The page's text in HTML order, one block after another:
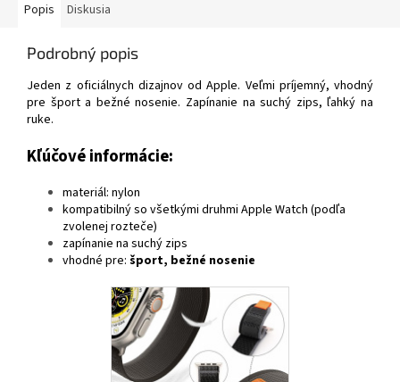
Popis Diskusia
Podrobný popis
Jeden z oficiálnych dizajnov od Apple. Veľmi príjemný, vhodný
pre šport a bežné nosenie. Zapínanie na suchý zips, ľahký na
ruke.
Kľúčové informácie:
materiál: nylon
kompatibilný so všetkými druhmi Apple Watch (podľa
zvolenej rozteče)
zapínanie na suchý zips
vhodné pre: šport, bežné nosenie